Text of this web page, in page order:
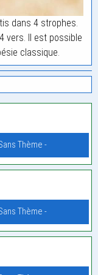
dans 4 strophes.
vers. Il est possible
classique.
Thème -
Thème -